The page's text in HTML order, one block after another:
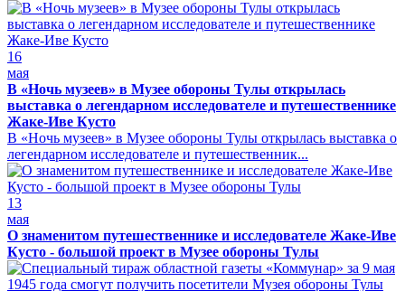
16
мая
В «Ночь музеев» в Музее обороны Тулы открылась
выставка о легендарном исследователе и путешественнике
Жаке-Иве Кусто
В «Ночь музеев» в Музее обороны Тулы открылась выставка о
легендарном исследователе и путешественник...
13
мая
О знаменитом путешественнике и исследователе Жаке-Иве
Кусто - большой проект в Музее обороны Тулы